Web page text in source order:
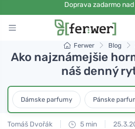
Doprava zadarmo nad
Ferwer Blog
Ako najznámejšie
náš denný
Dámske parfumy Pánske
Tomáš Dvořák 5 min